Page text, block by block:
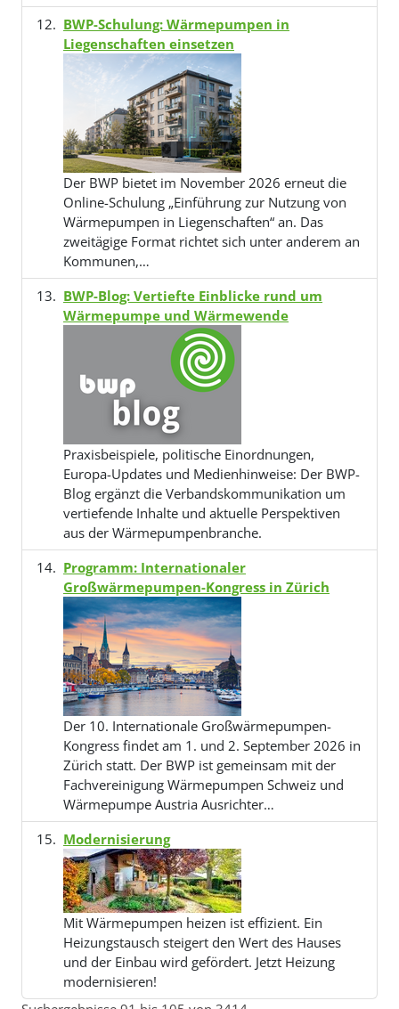
BWP-Schulung: Wärmepumpen in
Liegenschaften einsetzen
Der BWP bietet im November 2026 erneut die
Online-Schulung „Einführung zur Nutzung von
Wärmepumpen in Liegenschaften“ an. Das
zweitägige Format richtet sich unter anderem an
Kommunen,…
BWP-Blog: Vertiefte Einblicke rund um
Wärmepumpe und Wärmewende
Praxisbeispiele, politische Einordnungen,
Europa-Updates und Medienhinweise: Der BWP-
Blog ergänzt die Verbandskommunikation um
vertiefende Inhalte und aktuelle Perspektiven
aus der Wärmepumpenbranche.
Programm: Internationaler
Großwärmepumpen-Kongress in Zürich
Der 10. Internationale Großwärmepumpen-
Kongress findet am 1. und 2. September 2026 in
Zürich statt. Der BWP ist gemeinsam mit der
Fachvereinigung Wärmepumpen Schweiz und
Wärmepumpe Austria Ausrichter…
Modernisierung
Mit Wärmepumpen heizen ist effizient. Ein
Heizungstausch steigert den Wert des Hauses
und der Einbau wird gefördert. Jetzt Heizung
modernisieren!